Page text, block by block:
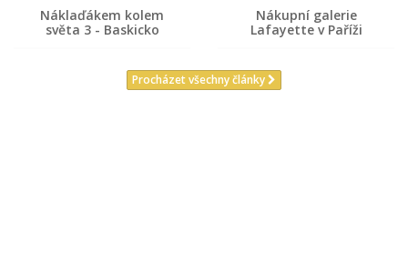
Náklaďákem kolem
světa 3 - Baskicko
Nákupní galerie
Lafayette v Paříži
Procházet všechny články